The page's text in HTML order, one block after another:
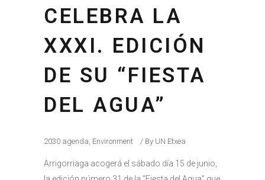
CELEBRA LA
XXXI. EDICIÓN
DE SU “FIESTA
DEL AGUA”
2030 agenda, Environment By UN Etxea
Arrigorriaga acogerá el sábado día 15 de junio,